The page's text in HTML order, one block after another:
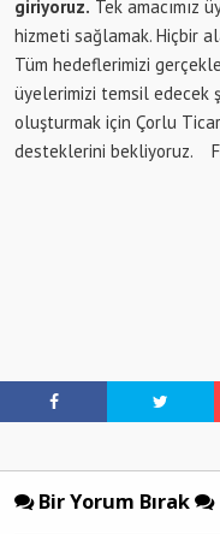
giriyoruz. Tek amacımız
hizmeti sağlamak. Hiçbir
Tüm hedeflerimizi
üyelerimizi temsil edecek
oluşturmak için Çorlu
desteklerini bekliyoruz.
Bir Yorum Bırak